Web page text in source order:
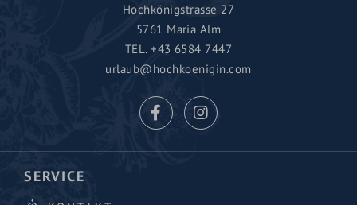
Hochkönigstrasse 27
5761 Maria Alm
TEL.+43 6584 7447
urlaub@hochkoenigin.com
SERVICE